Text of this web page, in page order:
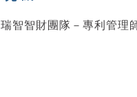
瑞智智財團隊－專利管理